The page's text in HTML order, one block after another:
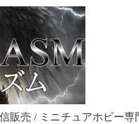
販売 / ミニチュアホビー専